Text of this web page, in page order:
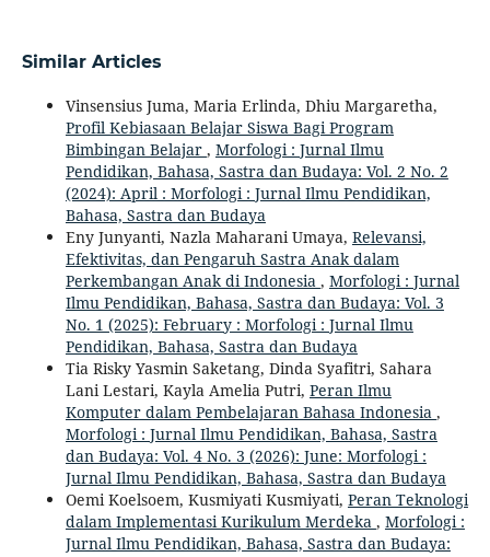
Similar Articles
Vinsensius Juma, Maria Erlinda, Dhiu Margaretha,
Profil Kebiasaan Belajar Siswa Bagi Program
Bimbingan Belajar , Morfologi : Jurnal Ilmu
Pendidikan, Bahasa, Sastra dan Budaya: Vol. 2 No. 2
(2024): April : Morfologi : Jurnal Ilmu Pendidikan,
Bahasa, Sastra dan Budaya
Eny Junyanti, Nazla Maharani Umaya, Relevansi,
Efektivitas, dan Pengaruh Sastra Anak dalam
Perkembangan Anak di Indonesia , Morfologi : Jurnal
Ilmu Pendidikan, Bahasa, Sastra dan Budaya: Vol. 3
No. 1 (2025): February : Morfologi : Jurnal Ilmu
Pendidikan, Bahasa, Sastra dan Budaya
Tia Risky Yasmin Saketang, Dinda Syafitri, Sahara
Lani Lestari, Kayla Amelia Putri, Peran Ilmu
Komputer dalam Pembelajaran Bahasa Indonesia ,
Morfologi : Jurnal Ilmu Pendidikan, Bahasa, Sastra
dan Budaya: Vol. 4 No. 3 (2026): June: Morfologi :
Jurnal Ilmu Pendidikan, Bahasa, Sastra dan Budaya
Oemi Koelsoem, Kusmiyati Kusmiyati, Peran Teknologi
dalam Implementasi Kurikulum Merdeka , Morfologi :
Jurnal Ilmu Pendidikan, Bahasa, Sastra dan Budaya: